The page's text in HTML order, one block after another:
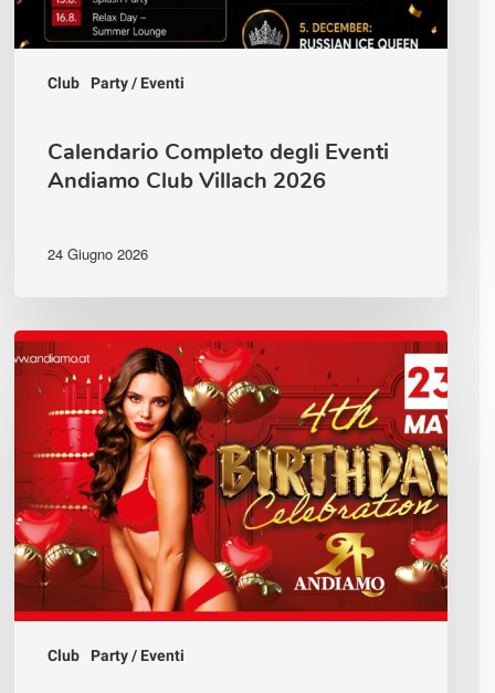
Club Party / Eventi
Calendario Completo degli Eventi
Andiamo Club Villach 2026
24 Giugno 2026
Club Party / Eventi
🔥
ANDIAMO
Birthday
Celebration